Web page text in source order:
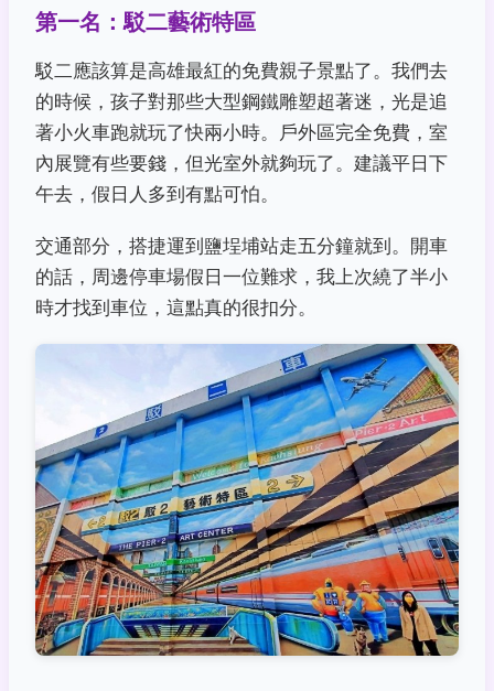
第一名：駁二藝術特區
駁二應該算是高雄最紅的免費親子景點了。我們去
的時候，孩子對那些大型鋼鐵雕塑超著迷，光是追
著小火車跑就玩了快兩小時。戶外區完全免費，室
內展覽有些要錢，但光室外就夠玩了。建議平日下
午去，假日人多到有點可怕。
交通部分，搭捷運到鹽埕埔站走五分鐘就到。開車
的話，周邊停車場假日一位難求，我上次繞了半小
時才找到車位，這點真的很扣分。